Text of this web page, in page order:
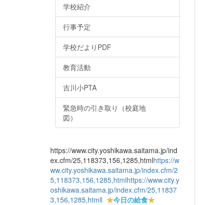
学校紹介
行事予定
学校だよりPDF
教育活動
吉川小PTA
緊急時の引き取り（校庭地
図）
https://www.city.yoshikawa.saitama.jp/ind
ex.cfm/25,118373,156,1285,htmlhttps://w
ww.city.yoshikawa.saitama.jp/index.cfm/2
5,118373,156,1285,htmlhttps://www.city.y
oshikawa.saitama.jp/index.cfm/25,11837
3,156,1285,htmll ★今日の給食★